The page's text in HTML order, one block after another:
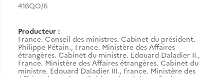
416QO/6
Producteur :
France. Conseil des ministres. Cabinet du président.
Philippe Pétain., France. Ministère des Affaires
étrangères. Cabinet du ministre. Edouard Daladier II.,
France. Ministère des Affaires étrangères. Cabinet du
ministre. Edouard Daladier III., France. Ministère des